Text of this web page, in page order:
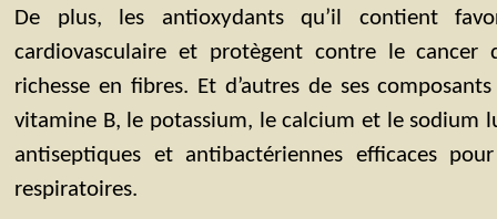
De plus, les antioxydants qu’il contient
cardiovasculaire et protègent contre le
richesse en fibres. Et d’autres de ses
vitamine B, le potassium, le calcium et le sodium
antiseptiques et antibactériennes efficaces
respiratoires.